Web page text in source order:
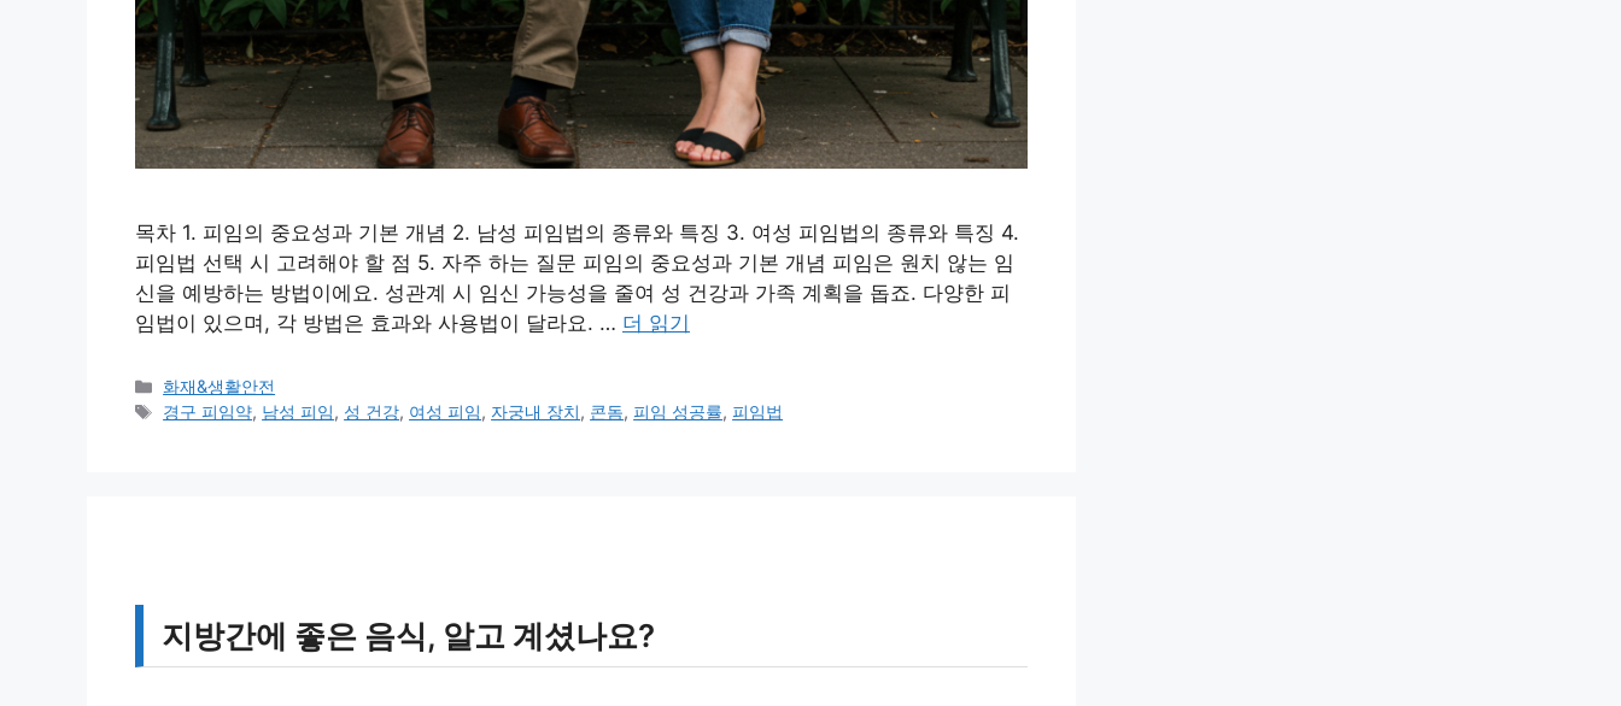
목차 1. 피임의 중요성과 기본 개념 2. 남성 피임법의 종류와 특징 3. 여성 피임법의 종류와 특징 4.
피임법 선택 시 고려해야 할 점 5. 자주 하는 질문 피임의 중요성과 기본 개념 피임은 원치 않는 임
신을 예방하는 방법이에요. 성관계 시 임신 가능성을 줄여 성 건강과 가족 계획을 돕죠. 다양한 피
임법이 있으며, 각 방법은 효과와 사용법이 달라요. … 더 읽기
카
테
화재&생활안전
태
경구 피임약, 남성 피임, 성 건강, 여성 피임, 자궁내 장치, 콘돔,피임 성공률,피임법
지방간에 좋은 음식, 알고 계셨나요?